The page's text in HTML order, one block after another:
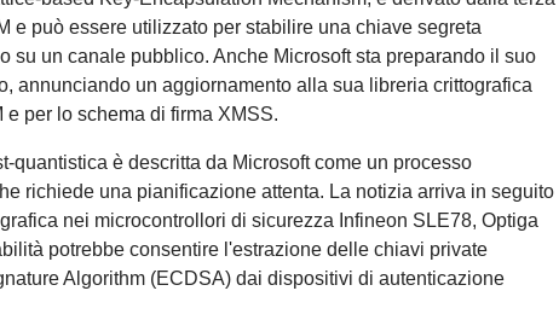
e può essere utilizzato per stabilire una chiave segreta
su un canale pubblico. Anche Microsoft sta preparando il suo
annunciando un aggiornamento alla sua libreria crittografica
per lo schema di firma XMSS.
quantistica è descritta da Microsoft come un processo
richiede una pianificazione attenta. La notizia arriva in seguito
nei microcontrollori di sicurezza Infineon SLE78, Optiga
potrebbe consentire l'estrazione delle chiavi private
Algorithm (ECDSA) dai dispositivi di autenticazione